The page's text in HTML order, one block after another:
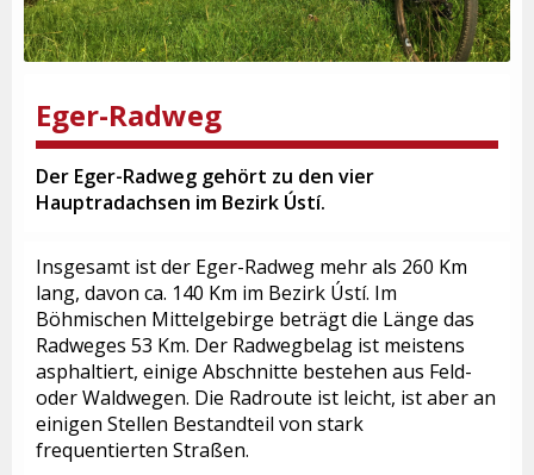
Eger-Radweg
Der Eger-Radweg gehört zu den vier
Hauptradachsen im Bezirk Ústí.
Insgesamt ist der Eger-Radweg mehr als 260 Km
lang, davon ca. 140 Km im Bezirk Ústí. Im
Böhmischen Mittelgebirge beträgt die Länge das
Radweges 53 Km. Der Radwegbelag ist meistens
asphaltiert, einige Abschnitte bestehen aus Feld-
oder Waldwegen. Die Radroute ist leicht, ist aber an
einigen Stellen Bestandteil von stark
frequentierten Straßen.